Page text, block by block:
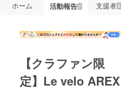
ホーム 活動報告2 支援者
【クラファン限
定】Le velo AREX